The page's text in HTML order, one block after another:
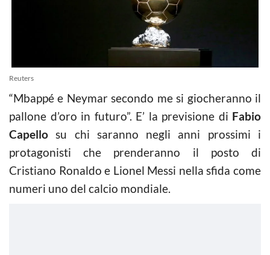
Reuters
“Mbappé e Neymar secondo me si giocheranno il
pallone d’oro in futuro”. E’ la previsione di Fabio
Capello su chi saranno negli anni prossimi i
protagonisti che prenderanno il posto di
Cristiano Ronaldo e Lionel Messi nella sfida come
numeri uno del calcio mondiale.